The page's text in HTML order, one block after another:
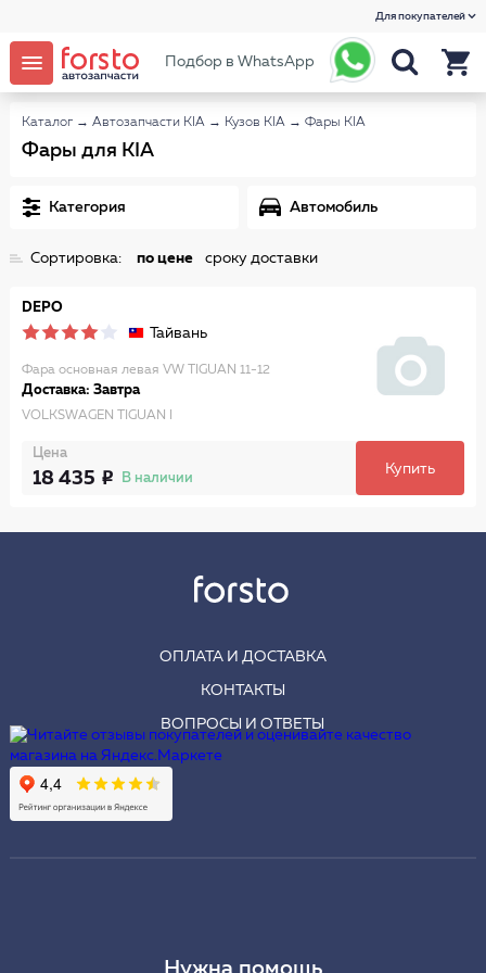
Для покупателей
Подбор в WhatsApp
Каталог → Автозапчасти KIA → Кузов KIA → Фары KIA
Фары для KIA
Категория Автомобиль
Сортировка: по цене сроку доставки
DEPO
Тайвань
Фара основная левая VW TIGUAN 11-12
Доставка: Завтра
VOLKSWAGEN TIGUAN I
Цена
18 435 В наличии
Купить
ОПЛАТА И ДОСТАВКА
КОНТАКТЫ
ВОПРОСЫ И ОТВЕТЫ
Нужна помощь